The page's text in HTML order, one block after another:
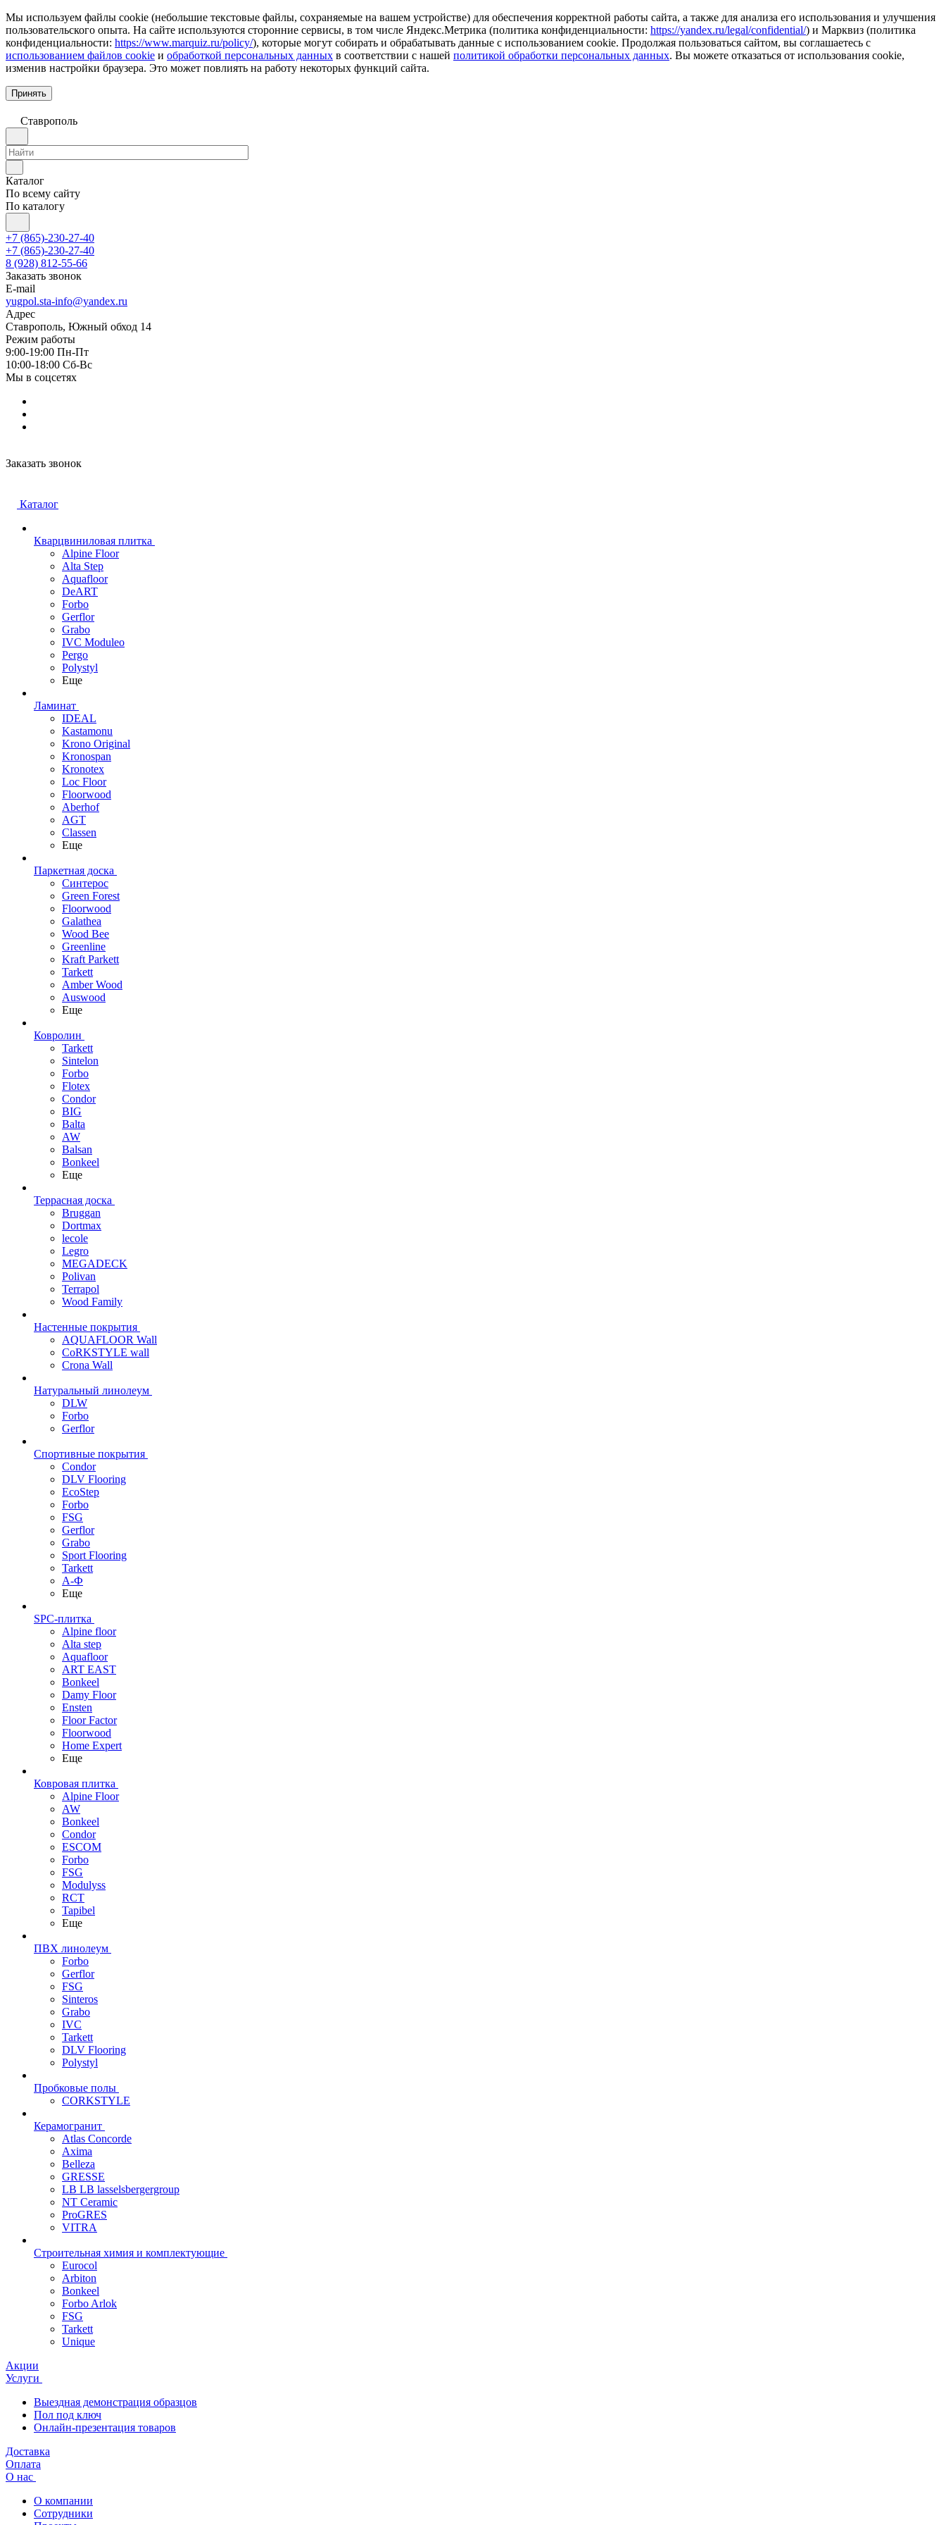
Мы используем файлы cookie (небольшие текстовые файлы, сохраняемые на вашем устройстве) для обеспечения корректной работы сайта, а также для анализа его использования и улучшения
пользовательского опыта. На сайте используются сторонние сервисы, в том числе Яндекс.Метрика (политика конфиденциальности: https://yandex.ru/legal/confidential/) и Марквиз (политика
конфиденциальности: https://www.marquiz.ru/policy/), которые могут собирать и обрабатывать данные с использованием cookie. Продолжая пользоваться сайтом, вы соглашаетесь с
использованием файлов cookie и обработкой персональных данных в соответствии с нашей политикой обработки персональных данных. Вы можете отказаться от использования cookie,
изменив настройки браузера. Это может повлиять на работу некоторых функций сайта.
Принять
Ставрополь
Каталог
По всему сайту
По каталогу
+7 (865)-230-27-40
+7 (865)-230-27-40
8 (928) 812-55-66
Заказать звонок
E-mail
yugpol.sta-info@yandex.ru
Адрес
Ставрополь, Южный обход 14
Режим работы
9:00-19:00 Пн-Пт
10:00-18:00 Cб-Вс
Мы в соцсетях
Заказать звонок
Каталог
Кварцвиниловая плитка
Alpine Floor
Alta Step
Aquafloor
DeART
Forbo
Gerflor
Grabo
IVC Moduleo
Pergo
Polystyl
Еще
Ламинат
IDEAL
Kastamonu
Krono Original
Kronospan
Kronotex
Loc Floor
Floorwood
Aberhof
AGT
Classen
Еще
Паркетная доска
Синтерос
Green Forest
Floorwood
Galathea
Wood Bee
Greenline
Kraft Parkett
Tarkett
Amber Wood
Auswood
Еще
Ковролин
Tarkett
Sintelon
Forbo
Flotex
Condor
BIG
Balta
AW
Balsan
Bonkeel
Еще
Террасная доска
Bruggan
Dortmax
lecole
Legro
MEGADECK
Polivan
Terrapol
Wood Family
Настенные покрытия
AQUAFLOOR Wall
CoRKSTYLE wall
Crona Wall
Натуральный линолеум
DLW
Forbo
Gerflor
Спортивные покрытия
Condor
DLV Flooring
EcoStep
Forbo
FSG
Gerflor
Grabo
Sport Flooring
Tarkett
А-Ф
Еще
SPC-плитка
Alpine floor
Alta step
Aquafloor
ART EAST
Bonkeel
Damy Floor
Ensten
Floor Factor
Floorwood
Home Expert
Еще
Ковровая плитка
Alpine Floor
AW
Bonkeel
Condor
ESCOM
Forbo
FSG
Modulyss
RCT
Tapibel
Еще
ПВХ линолеум
Forbo
Gerflor
FSG
Sinteros
Grabo
IVC
Tarkett
DLV Flooring
Polystyl
Пробковые полы
CORKSTYLE
Керамогранит
Atlas Concorde
Axima
Belleza
GRESSE
LB LB lasselsbergergroup
NT Ceramic
ProGRES
VITRA
Строительная химия и комплектующие
Eurocol
Arbiton
Bonkeel
Forbo Arlok
FSG
Tarkett
Unique
Акции
Услуги
Выездная демонстрация образцов
Пол под ключ
Онлайн-презентация товаров
Доставка
Оплата
О нас
О компании
Сотрудники